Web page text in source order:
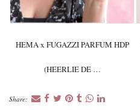
HEMA x FUGAZZI PARFUM HDP
(HEERLIE DE …
Share: